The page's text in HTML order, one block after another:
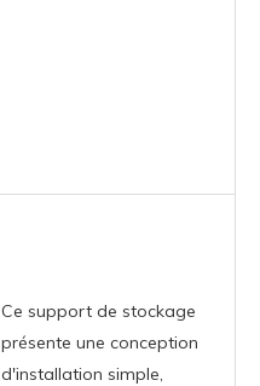
Ce support de stockage
présente une conception
d'installation simple,